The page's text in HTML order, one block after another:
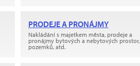
PRODEJE A PRONÁJMY
Nakládání s majetkem města, prodeje a
pronájmy bytových a nebytových prostor,
pozemků, atd.